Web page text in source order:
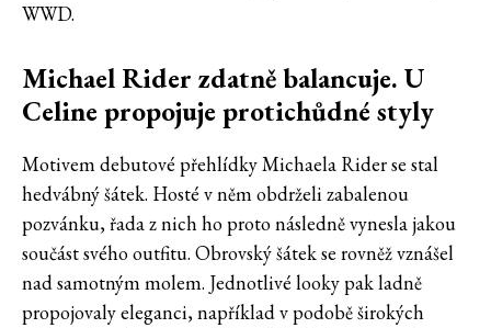
WWD.
Michael Rider zdatně balancuje. U
Celine propojuje protichůdné styly
Motivem debutové přehlídky Michaela Rider se stal
hedvábný šátek. Hosté v něm obdrželi zabalenou
pozvánku, řada z nich ho proto následně vynesla jakou
součást svého outfitu. Obrovský šátek se rovněž vznášel
nad samotným molem. Jednotlivé looky pak ladně
propojovaly eleganci, například v podobě širokých